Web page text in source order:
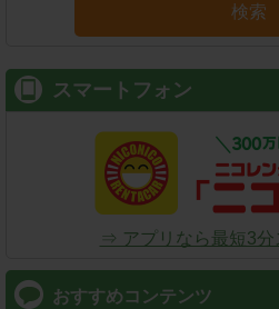
検索
スマートフォン
⇒ アプリなら最短3分
おすすめコンテンツ